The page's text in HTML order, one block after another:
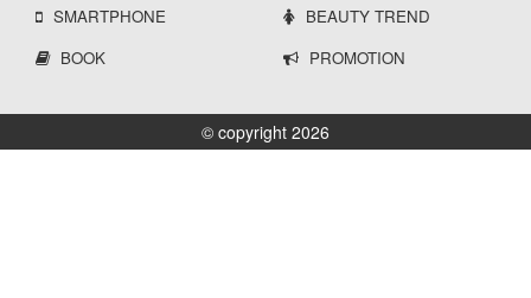
SMARTPHONE
BEAUTY TREND
BOOK
PROMOTION
© copyright 2026